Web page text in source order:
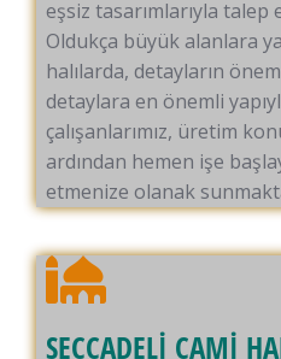
eşsiz tasarımlarıyla
Oldukça büyük alanlara
halılarda, detayların
detaylara en önemli
çalışanlarımız, üretim
ardından hemen işe
etmenize olanak
SECCADELİ CAMİ